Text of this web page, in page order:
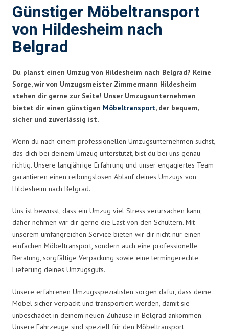
Günstiger Möbeltransport
von Hildesheim nach
Belgrad
Du planst einen Umzug von Hildesheim nach Belgrad? Keine
Sorge, wir von Umzugsmeister Zimmermann Hildesheim
stehen dir gerne zur Seite! Unser Umzugsunternehmen
bietet dir einen günstigen Möbeltransport, der bequem,
sicher und zuverlässig ist.
Wenn du nach einem professionellen Umzugsunternehmen suchst,
das dich bei deinem Umzug unterstützt, bist du bei uns genau
richtig. Unsere langjährige Erfahrung und unser engagiertes Team
garantieren einen reibungslosen Ablauf deines Umzugs von
Hildesheim nach Belgrad.
Uns ist bewusst, dass ein Umzug viel Stress verursachen kann,
daher nehmen wir dir gerne die Last von den Schultern. Mit
unserem umfangreichen Service bieten wir dir nicht nur einen
einfachen Möbeltransport, sondern auch eine professionelle
Beratung, sorgfältige Verpackung sowie eine termingerechte
Lieferung deines Umzugsguts.
Unsere erfahrenen Umzugsspezialisten sorgen dafür, dass deine
Möbel sicher verpackt und transportiert werden, damit sie
unbeschadet in deinem neuen Zuhause in Belgrad ankommen.
Unsere Fahrzeuge sind speziell für den Möbeltransport